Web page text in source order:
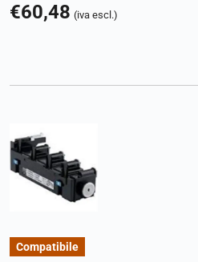
€60,48 (iva escl.)
Compatibile